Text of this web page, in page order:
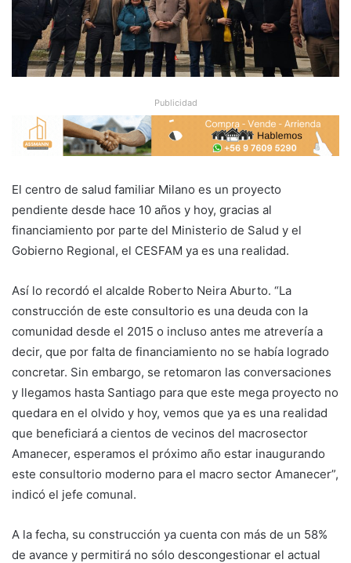
Publicidad
El centro de salud familiar Milano es un proyecto
pendiente desde hace 10 años y hoy, gracias al
financiamiento por parte del Ministerio de Salud y el
Gobierno Regional, el CESFAM ya es una realidad.
Así lo recordó el alcalde Roberto Neira Aburto. “La
construcción de este consultorio es una deuda con la
comunidad desde el 2015 o incluso antes me atrevería a
decir, que por falta de financiamiento no se había logrado
concretar. Sin embargo, se retomaron las conversaciones
y llegamos hasta Santiago para que este mega proyecto no
quedara en el olvido y hoy, vemos que ya es una realidad
que beneficiará a cientos de vecinos del macrosector
Amanecer, esperamos el próximo año estar inaugurando
este consultorio moderno para el macro sector Amanecer”,
indicó el jefe comunal.
A la fecha, su construcción ya cuenta con más de un 58%
de avance y permitirá no sólo descongestionar el actual